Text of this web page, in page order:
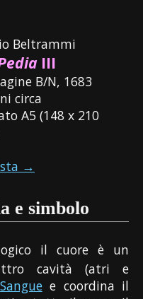
Beltrammi
III
B/N, 1683
circa
A5 (148 x 210
→
e simbolo
il cuore è un
cavità (atri e
Sanguee coordina il